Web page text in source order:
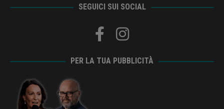
SEGUICI SUI SOCIAL
PER LA TUA PUBBLICITÀ